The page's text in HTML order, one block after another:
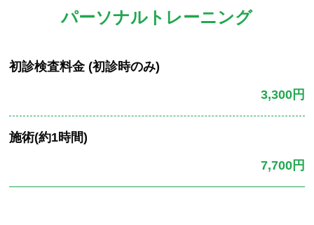
パーソナルトレーニング
初診検査料金 (初診時のみ)
3,300円
施術(約1時間)
7,700円